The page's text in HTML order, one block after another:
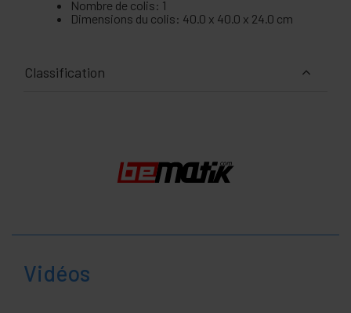
Nombre de colis: 1
Dimensions du colis: 40.0 x 40.0 x 24.0 cm
Classification
Vidéos